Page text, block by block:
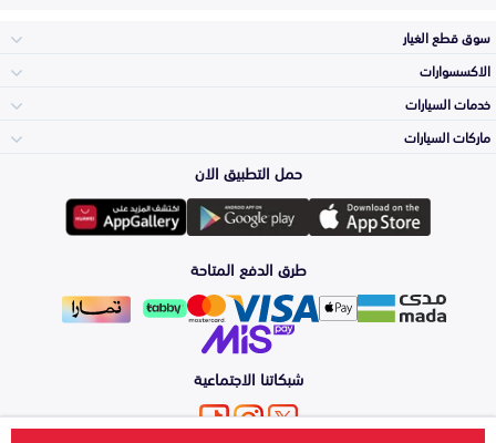
سوق قطع الغيار
المكائن، القيرات
وملحقاتها
الشمعات
والاصطبات (الاضاءة)
الفرامل والأقمشة
الاكسسوارات
لوازم الرحلات
اكسسوارات العناية
الزيوت و السوائل
خدمات السيارات
الأكثر مبيعاً
التلميع والعناية
حماية مقدمة السيارة
ماركات السيارات
تويوتا
هيونداي
كيا
حمل التطبيق الان
طرق الدفع المتاحة
شبكاتنا الاجتماعية